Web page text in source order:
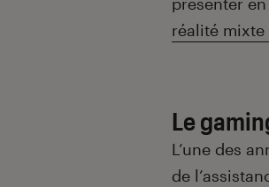
réalité
Le
L’une des
de